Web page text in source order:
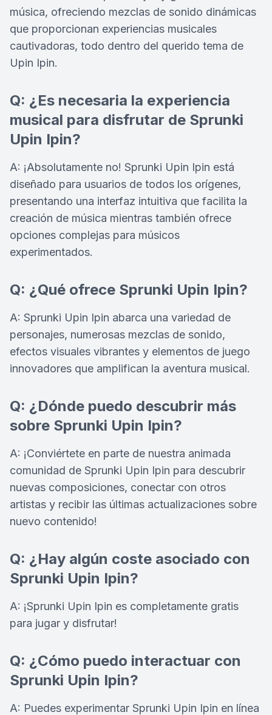
música, ofreciendo mezclas de sonido dinámicas
que proporcionan experiencias musicales
cautivadoras, todo dentro del querido tema de
Upin Ipin.
Q: ¿Es necesaria la experiencia
musical para disfrutar de Sprunki
Upin Ipin?
A: ¡Absolutamente no! Sprunki Upin Ipin está
diseñado para usuarios de todos los orígenes,
presentando una interfaz intuitiva que facilita la
creación de música mientras también ofrece
opciones complejas para músicos
experimentados.
Q: ¿Qué ofrece Sprunki Upin Ipin?
A: Sprunki Upin Ipin abarca una variedad de
personajes, numerosas mezclas de sonido,
efectos visuales vibrantes y elementos de juego
innovadores que amplifican la aventura musical.
Q: ¿Dónde puedo descubrir más
sobre Sprunki Upin Ipin?
A: ¡Conviértete en parte de nuestra animada
comunidad de Sprunki Upin Ipin para descubrir
nuevas composiciones, conectar con otros
artistas y recibir las últimas actualizaciones sobre
nuevo contenido!
Q: ¿Hay algún coste asociado con
Sprunki Upin Ipin?
A: ¡Sprunki Upin Ipin es completamente gratis
para jugar y disfrutar!
Q: ¿Cómo puedo interactuar con
Sprunki Upin Ipin?
A: Puedes experimentar Sprunki Upin Ipin en línea